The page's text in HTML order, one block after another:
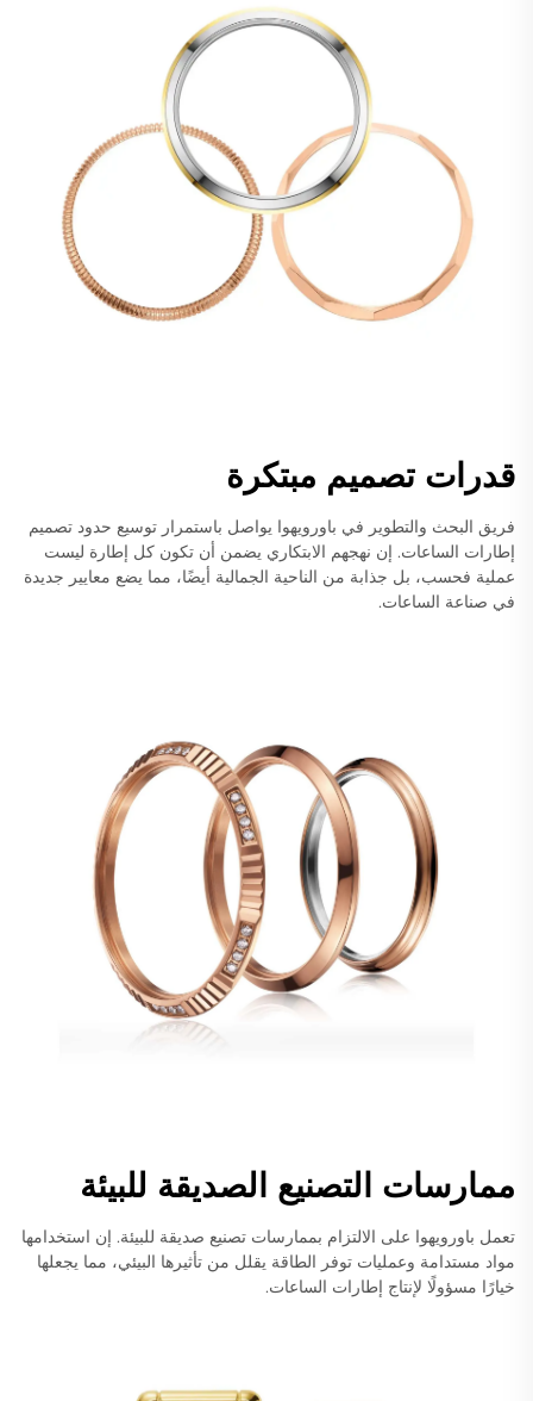
قدرات تصميم مبتكرة
فريق البحث والتطوير في باورويهوا يواصل باستمرار توسيع حدود تصميم
إطارات الساعات. إن نهجهم الابتكاري يضمن أن تكون كل إطارة ليست
عملية فحسب، بل جذابة من الناحية الجمالية أيضًا، مما يضع معايير جديدة
في صناعة الساعات.
ممارسات التصنيع الصديقة للبيئة
تعمل باورويهوا على الالتزام بممارسات تصنيع صديقة للبيئة. إن استخدامها
مواد مستدامة وعمليات توفر الطاقة يقلل من تأثيرها البيئي، مما يجعلها
خيارًا مسؤولًا لإنتاج إطارات الساعات.